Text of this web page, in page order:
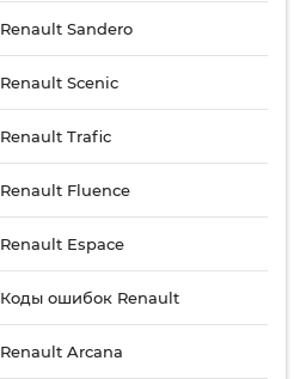
Renault Sandero
Renault Scenic
Renault Trafic
Renault Fluence
Renault Espace
Коды ошибок Renault
Renault Arcana